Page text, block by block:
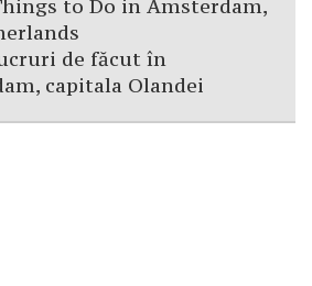
to Do in Amsterdam,
de făcut în
capitala Olandei